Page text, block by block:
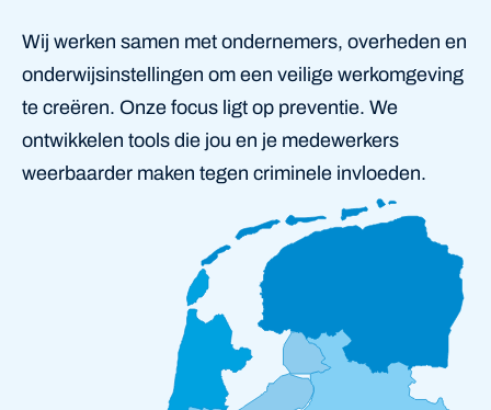
Wij werken samen met ondernemers, overheden en
onderwijsinstellingen om een veilige werkomgeving
te creëren. Onze focus ligt op preventie. We
ontwikkelen tools die jou en je medewerkers
weerbaarder maken tegen criminele invloeden.